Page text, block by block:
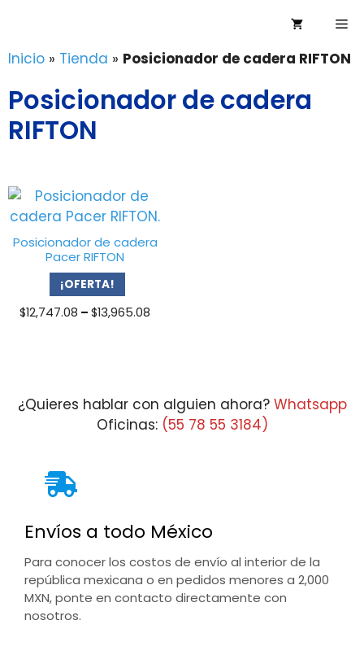
contenido
Inicio » Tienda » Posicionador de cadera RIFTON
Posicionador de cadera
RIFTON
Posicionador de cadera
Pacer RIFTON
¡OFERTA!
$12,747.08 – $13,965.08
¿Quieres hablar con alguien ahora? Whatsapp
Oficinas: (55 78 55 3184)
Envíos a todo México
Para conocer los costos de envío al interior de la
república mexicana o en pedidos menores a 2,000
MXN, ponte en contacto directamente con
nosotros.